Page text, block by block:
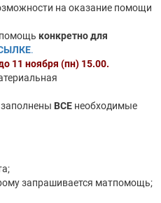
на оказание помощи
конкретно для
.
11 ноября (пн) 15.00.
ВСЕ необходимые
запрашивается матпомощь;